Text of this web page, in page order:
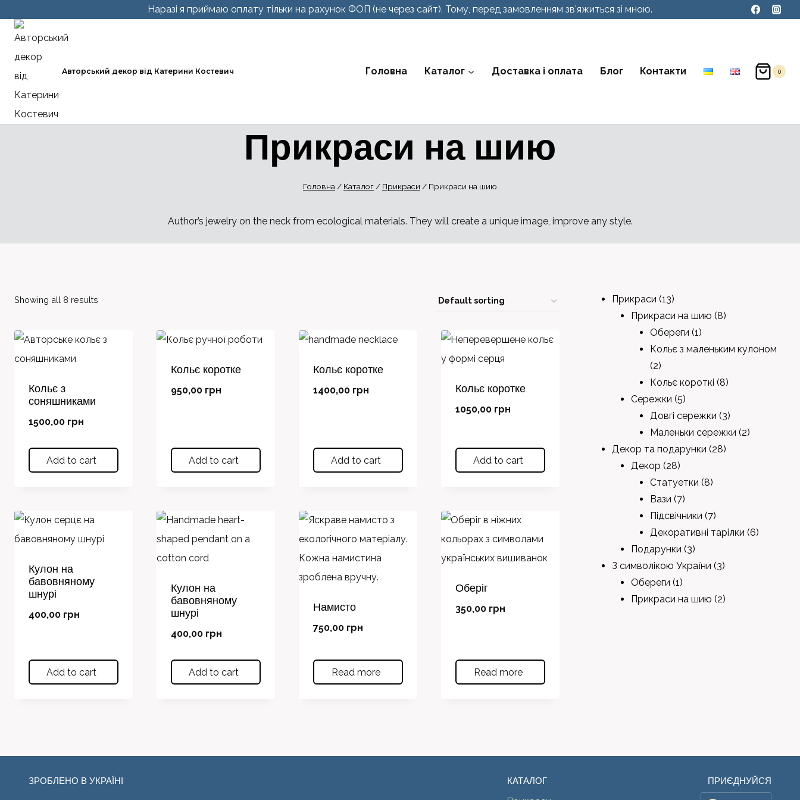
Наразі я приймаю оплату тільки на рахунок ФОП (не через сайт). Тому, перед замовленням зв'яжиться зі мною.
Авторський декор від Катерини Костевич Головна Каталог Доставка і оплата Блог Контакти 0
Прикраси на шию
Головна / Каталог / Прикраси / Прикраси на шию
Author’s jewelry on the neck from ecological materials. They will create a unique image, improve any style.
Showing all 8 results
Кольє з
соняшниками
1500,00 грн
Add to cart
Кольє коротке
950,00 грн
Add to cart
Кольє коротке
1400,00 грн
Add to cart
Кольє коротке
1050,00 грн
Add to cart
Кулон на
бавовняному
шнурі
400,00 грн
Add to cart
Кулон на
бавовняному
шнурі
400,00 грн
Add to cart
Намисто
750,00 грн
Read more
Оберіг
350,00 грн
Read more
Прикраси 1313
products
Прикраси на шию 88
Обереги 11
product
Кольє з маленьким кулоном
22
products
Кольє короткі 88
Сережки 55
products
Довгі сережки 33
products
Маленьки сережки 22
Декор та подарунки 2828
Декор 2828
products
Статуетки 88
Вази 77
products
Підсвічники 77
products
Декоративні тарілки 66
Подарунки 33
products
З символікою України 33
Обереги 11
product
Прикраси на шию 22
ЗРОБЛЕНО В УКРАЇНІ КАТАЛОГ ПРИЄДНУЙСЯ